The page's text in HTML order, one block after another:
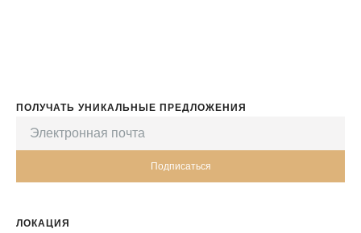
ПОЛУЧАТЬ УНИКАЛЬНЫЕ ПРЕДЛОЖЕНИЯ
Подписаться
ЛОКАЦИЯ